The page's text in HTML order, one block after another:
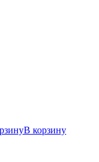
В корзину